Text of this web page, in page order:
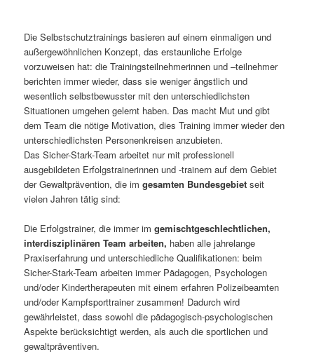
Die Selbstschutztrainings basieren auf einem einmaligen und
außergewöhnlichen Konzept, das erstaunliche Erfolge
vorzuweisen hat: die Trainingsteilnehmerinnen und –teilnehmer
berichten immer wieder, dass sie weniger ängstlich und
wesentlich selbstbewusster mit den unterschiedlichsten
Situationen umgehen gelernt haben. Das macht Mut und gibt
dem Team die nötige Motivation, dies Training immer wieder den
unterschiedlichsten Personenkreisen anzubieten.
Das Sicher-Stark-Team arbeitet nur mit professionell
ausgebildeten Erfolgstrainerinnen und -trainern auf dem Gebiet
der Gewaltprävention, die imgesamten Bundesgebiet seit
vielen Jahren tätig sind:
Die Erfolgstrainer, die immer im gemischtgeschlechtlichen,
interdisziplinären Team arbeiten, haben alle jahrelange
Praxiserfahrung und unterschiedliche Qualifikationen: beim
Sicher-Stark-Team arbeiten immer Pädagogen, Psychologen
und/oder Kindertherapeuten mit einem erfahren Polizeibeamten
und/oder Kampfsporttrainer zusammen! Dadurch wird
gewährleistet, dass sowohl die pädagogisch-psychologischen
Aspekte berücksichtigt werden, als auch die sportlichen und
gewaltpräventiven.